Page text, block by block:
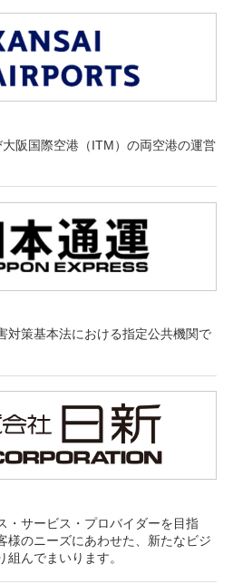
阪国際空港（ITM）の両空港の運営
対策基本法における指定公共機関で
・サービス・プロバイダーを目指
様のニーズにあわせた、新たなビジ
んでまいります。